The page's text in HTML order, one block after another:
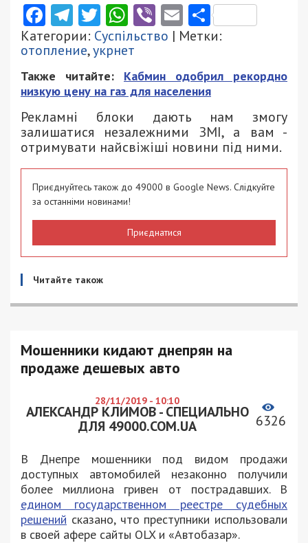
Facebook
Telegram
Twitter
WhatsApp
ViberEmail
Категории: Суспільство | Метки:
отопление,укрнет
Также читайте: Кабмин одобрил рекордно
низкую цену на газ для населения
Рекламні блоки дають нам змогу
залишатися незалежними ЗМІ, а вам -
отримувати найсвіжіші новини під ними.
Приєднуйтесь також до 49000 в Google News. Слідкуйте
за останніми новинами!
Приєднатися
Читайте також
Мошенники кидают днепрян на
продаже дешевых авто
28/11/2019 - 10:10
АЛЕКСАНДР КЛИМОВ - СПЕЦИАЛЬНО
ДЛЯ 49000.COM.UA
6326
В Днепре мошенники под видом продажи
доступных автомобилей незаконно получили
более миллиона гривен от пострадавших. В
едином государственном реестре судебных
решений сказано, что преступники использовали
в своей афере сайты OLX и «Автобазар».